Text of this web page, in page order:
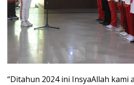
“Ditahun 2024 ini InsyaAllah kami